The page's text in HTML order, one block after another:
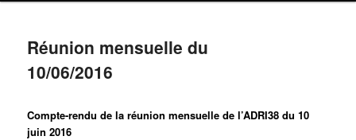
Réunion mensuelle du
10/06/2016
Compte-rendu de la réunion mensuelle de l’ADRI38 du 10
juin 2016